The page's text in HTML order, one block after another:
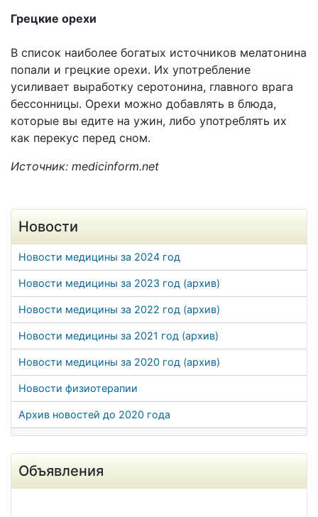
Грецкие орехи
В список наиболее богатых источников мелатонина
попали и грецкие орехи. Их употребление
усиливает выработку серотонина, главного врага
бессонницы. Орехи можно добавлять в блюда,
которые вы едите на ужин, либо употреблять их
как перекус перед сном.
Источник: medicinform.net
Новости
Новости медицины за 2024 год
Новости медицины за 2023 год (архив)
Новости медицины за 2022 год (архив)
Новости медицины за 2021 год (архив)
Новости медицины за 2020 год (архив)
Новости физиотерапии
Архив новостей до 2020 года
Объявления